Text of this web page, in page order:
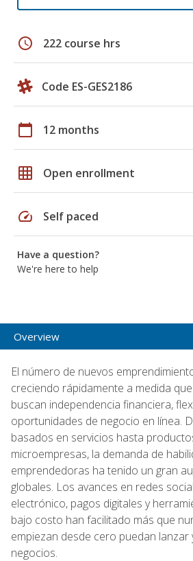
schedule 222 course hrs
Code ES-GES2186
calendar_today 12 months
grid_on Open enrollment
speed Self paced
Have a question?
We're here to help
Overview
El número de nuevos
creciendo rápidamente a medida
buscan independencia financiera,
oportunidades de negocio en línea.
basados en servicios hasta
microempresas, la demanda de
emprendedoras ha tenido un gran
globales. Los avances en redes
electrónico, pagos digitales y
bajo costo han facilitado más que
empiezan desde cero puedan
negocios.